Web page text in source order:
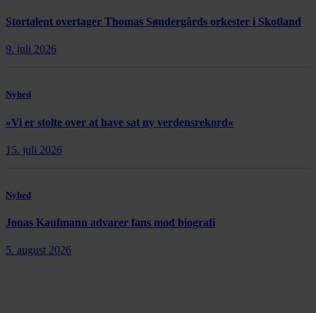
Stortalent overtager Thomas Søndergårds orkester i Skotland
9. juli 2026
Nyhed
»Vi er stolte over at have sat ny verdensrekord«
15. juli 2026
Nyhed
Jonas Kaufmann advarer fans mod biografi
5. august 2026